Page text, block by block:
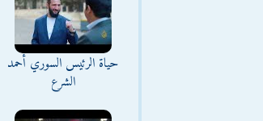
حياة الرئيس السوري أحمد
الشرع